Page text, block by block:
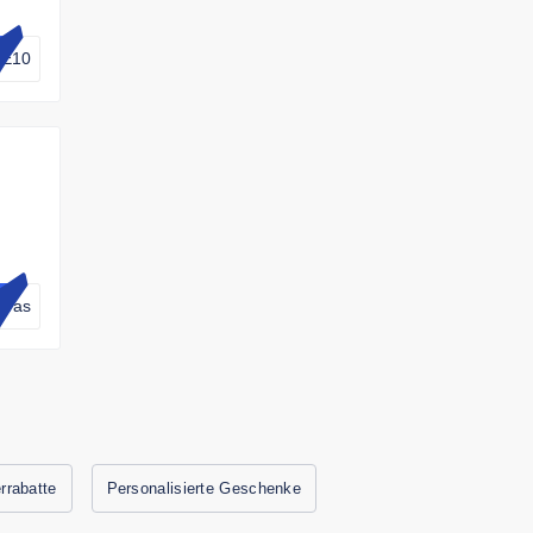
VE10
nvas
Personalisierte Geschenke